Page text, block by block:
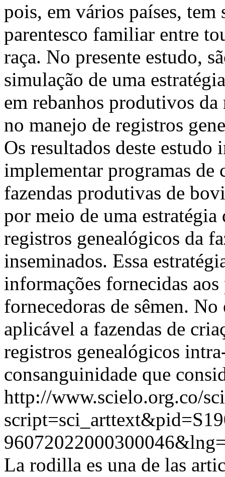
pois, em vários países,
parentesco familiar entre
raça. No presente estudo,
simulação de uma
em rebanhos produtivos da
no manejo de registros
Os resultados deste
implementar programas de
fazendas produtivas de
por meio de uma estratégia
registros genealógicos da
inseminados. Essa
informações fornecidas
fornecedoras de sêmen.
aplicável a fazendas de
registros genealógicos
consanguinidade que
http://www.scielo.org.co/
La rodilla es una de las